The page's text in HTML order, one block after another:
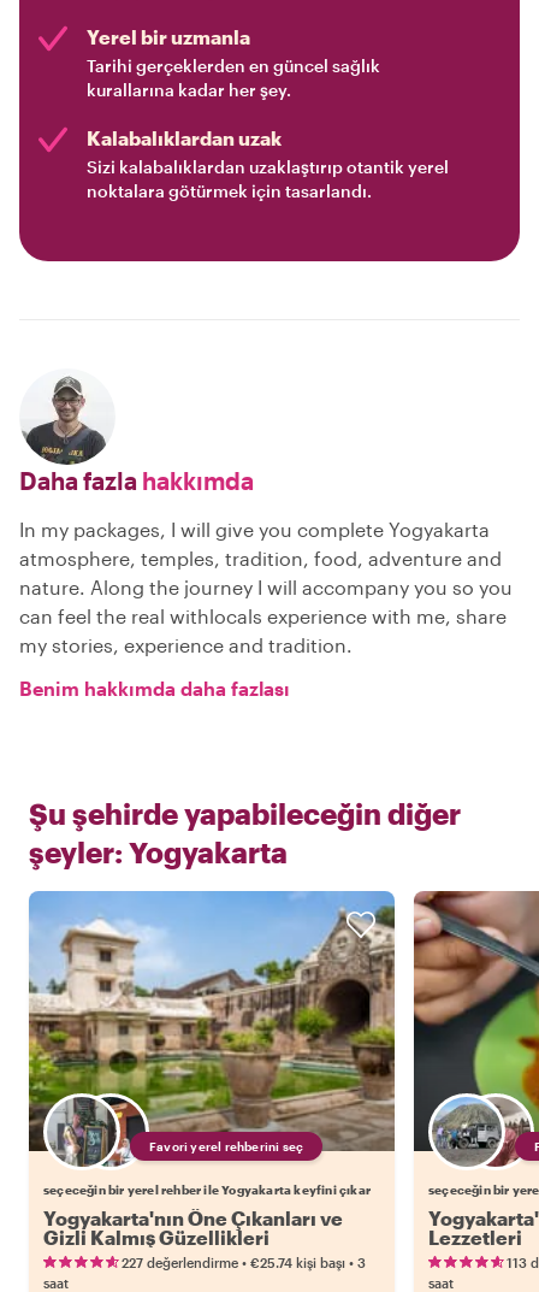
Yerel bir uzmanla
Tarihi gerçeklerden en güncel sağlık
kurallarına kadar her şey.
Kalabalıklardan uzak
Sizi kalabalıklardan uzaklaştırıp otantik yerel
noktalara götürmek için tasarlandı.
Daha fazla hakkımda
In my packages, I will give you complete Yogyakarta
atmosphere, temples, tradition, food, adventure and
nature. Along the journey I will accompany you so you
can feel the real withlocals experience with me, share
my stories, experience and tradition.
Benim hakkımda daha fazlası
Şu şehirde yapabileceğin diğer
şeyler: Yogyakarta
Favori yerel rehberini seç
seçeceğin bir yerel rehber ile Yogyakarta keyfini çıkar
Yogyakarta'nın Öne Çıkanları ve
Gizli Kalmış Güzellikleri
227 değerlendirme • €25.74 kişi başı • 3
saat
seçeceğin bir
Lezzetleri
113
saat